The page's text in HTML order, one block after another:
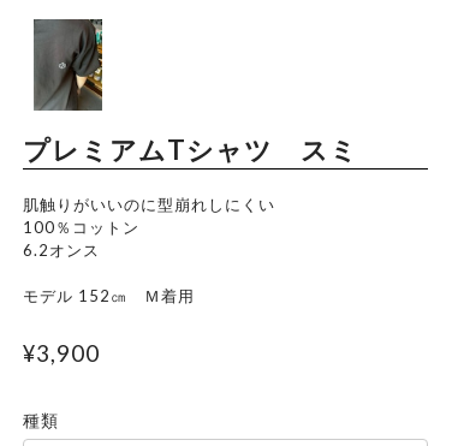
プレミアムTシャツ スミ
肌触りがいいのに型崩れしにくい
100％コットン
6.2オンス
モデル 152㎝ Ｍ着用
¥3,900
種類